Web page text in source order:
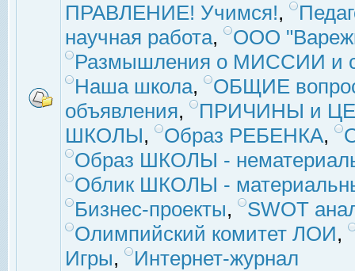
ПРАВЛЕНИЕ! Учимся!,
научная работа,
ООО
Размышления о МИССИИ и
Наша школа,
ОБЩИЕ
объявления,
ПРИЧИНЫ и
ШКОЛЫ, Образ РЕБЕНКА,
Образ ШКОЛЫ -
Облик ШКОЛЫ -
Бизнес-проекты,
SWOT
Олимпийский комитет ЛОИ,
Игры, Интернет-журнал